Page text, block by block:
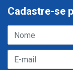
Cadastre-se